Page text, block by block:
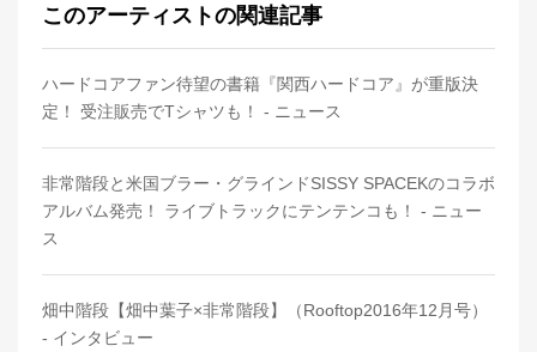
このアーティストの関連記事
ハードコアファン待望の書籍『関西ハードコア』が重版決
定！ 受注販売でTシャツも！ - ニュース
非常階段と米国ブラー・グラインドSISSY SPACEKのコラボ
アルバム発売！ ライブトラックにテンテンコも！ - ニュー
ス
畑中階段【畑中葉子×非常階段】（Rooftop2016年12月号）
- インタビュー